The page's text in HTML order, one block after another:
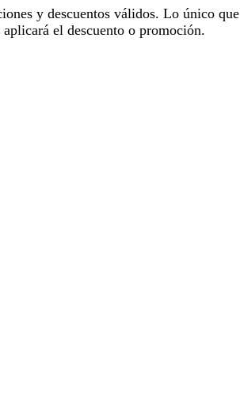
y descuentos válidos. Lo único que
el descuento o promoción.